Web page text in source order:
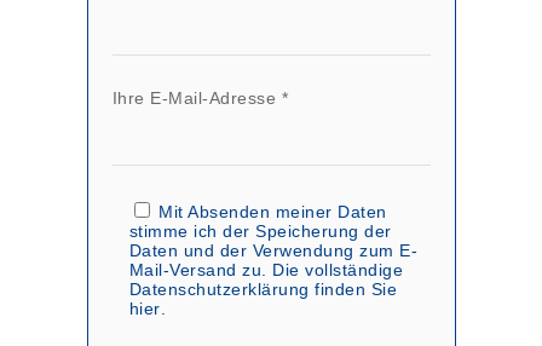
Ihre E-Mail-Adresse *
Mit Absenden meiner Daten
stimme ich der Speicherung der
Daten und der Verwendung zum E-
Mail-Versand zu. Die vollständige
Datenschutzerklärung finden Sie
hier